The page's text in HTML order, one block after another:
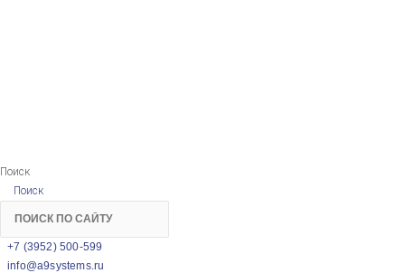
Поиск
Поиск
+7 (3952) 500-599
info@a9systems.ru